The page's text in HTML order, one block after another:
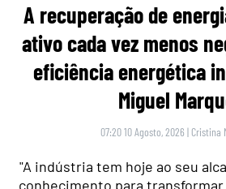
A recuperação de
ativo cada vez menos
eficiência energética
Miguel
07:20 10 Agosto, 2026 | Cristina
"A indústria tem hoje ao seu
conhecimento para transformar